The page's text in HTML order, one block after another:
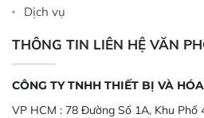
Dịch vụ
THÔNG TIN LIÊN HỆ VĂN
CÔNG TY TNHH THIẾT BỊ VÀ
VP HCM : 78 Đường Số 1A, Khu Phố